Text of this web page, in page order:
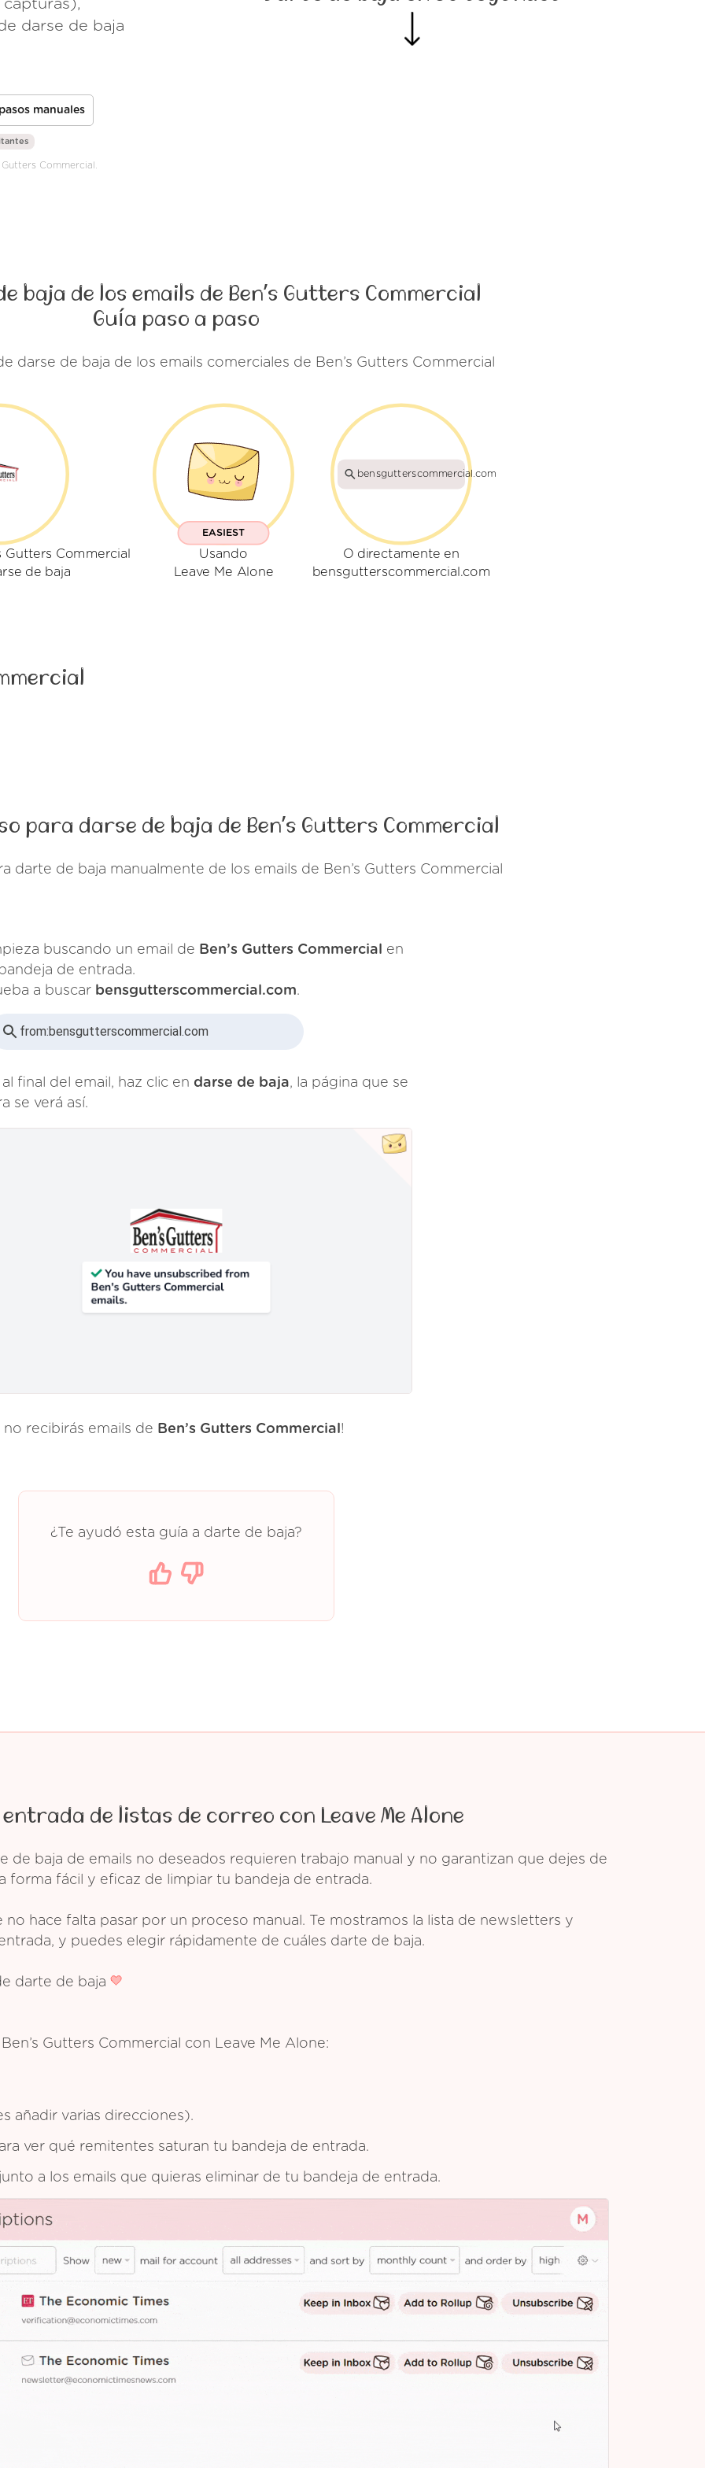
darse de baja
manuales
Commercial.
baja de los emails de Ben’s Gutters Commercial
Guía paso a paso
darse de baja de los emails comerciales de Ben’s Gutters Commercial
Gutters Commercial
de baja
EASIEST
Usando
Leave Me Alone
bensgutterscommercial.com
O directamente en
bensgutterscommercial.com
para darse de baja de Ben’s Gutters Commercial
darte de baja manualmente de los emails de Ben’s Gutters Commercial
buscando un email de Ben’s Gutters Commercial en
de entrada.
a buscar bensgutterscommercial.com.
from:bensgutterscommercial.com
final del email, haz clic en darse de baja, la página que se
se verá así.
no recibirás emails de Ben’s Gutters Commercial!
¿Te ayudó esta guía a darte de baja?
de listas de correo con Leave Me Alone
de baja de emails no deseados requieren trabajo manual y no garantizan que dejes de
forma fácil y eficaz de limpiar tu bandeja de entrada.
no hace falta pasar por un proceso manual. Te mostramos la lista de newsletters y
y puedes elegir rápidamente de cuáles darte de baja.
darte de baja
Gutters Commercial con Leave Me Alone:
añadir varias direcciones).
ver qué remitentes saturan tu bandeja de entrada.
a los emails que quieras eliminar de tu bandeja de entrada.